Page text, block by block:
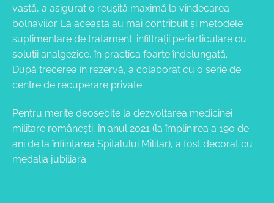
vastă, a asigurat o reuşită maximă la vindecarea
bolnavilor. La aceasta au mai contribuit şi metodele
suplimentare de tratament: infiltraţii periarticulare cu
soluţii analgezice, în practica foarte îndelungată.
După trecerea în rezervă, a colaborat cu o serie de
centre de recuperare private.
Pentru merite deosebite la dezvoltarea medicinei
militare româneşti, în anul 2021 (la împlinirea a 190 de
ani de la înfiinţarea Spitalului Militar), a fost decorat cu
medalia jubiliară.